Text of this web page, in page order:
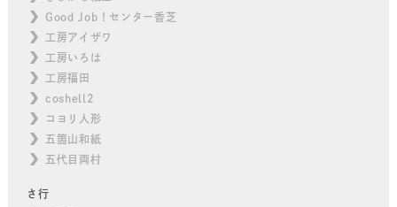
Good Job！センター香芝
工房アイザワ
工房いろは
工房福田
coshell2
コヨリ人形
五箇山和紙
五代目両村
さ行